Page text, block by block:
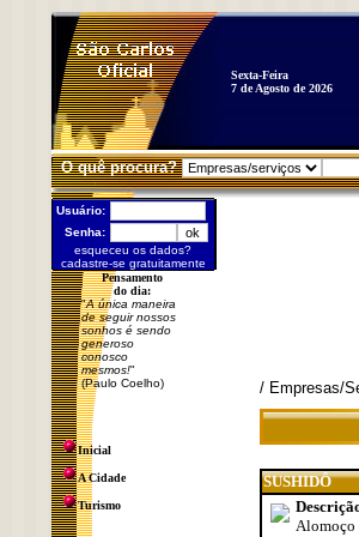
Sexta-Feira
7 de Agosto de 2026
O quê procura?
Usuário:
Senha:
esqueceu os dados?
cadastre-se gratuitamente
Pensamento
do dia:
"A única maneira
de seguir nossos
sonhos é sendo
generoso
conosco
mesmos!"
(Paulo Coelho)
Inicial
A Cidade
Turismo
/ Empresas/
SUSHIDÔ
Alomoço